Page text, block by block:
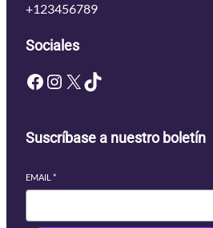
+123456789
Sociales
Facebook Instagram X TikTok
Suscríbase a nuestro boletín
EMAIL *